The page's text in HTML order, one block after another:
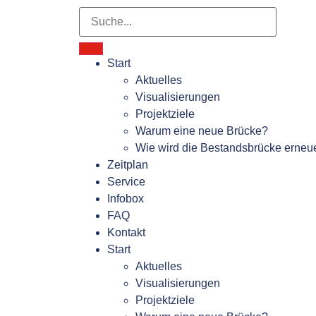
Start
Aktuelles
Visualisierungen
Projektziele
Warum eine neue Brücke?
Wie wird die Bestandsbrücke
Zeitplan
Service
Infobox
FAQ
Kontakt
Start
Aktuelles
Visualisierungen
Projektziele